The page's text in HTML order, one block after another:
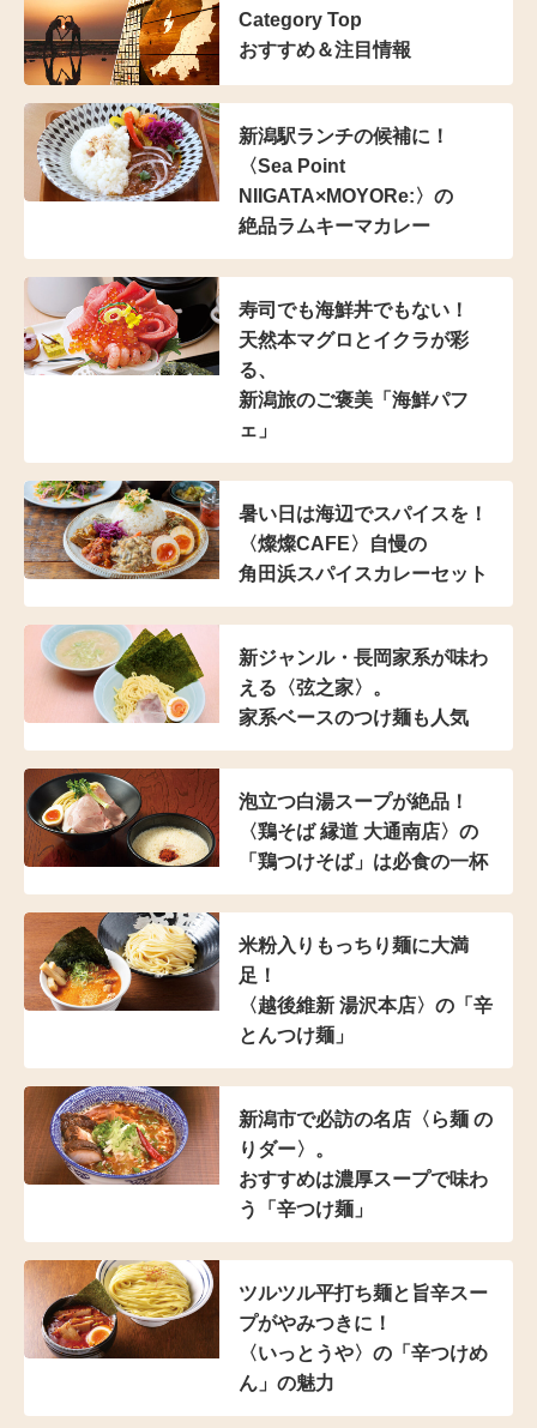
Category Top
おすすめ＆注目情報
新潟駅ランチの候補に！
〈Sea Point
NIIGATA×MOYORe:〉の
絶品ラムキーマカレー
寿司でも海鮮丼でもない！
天然本マグロとイクラが彩
る、
新潟旅のご褒美「海鮮パフ
ェ」
暑い日は海辺でスパイスを！
〈燦燦CAFE〉自慢の
角田浜スパイスカレーセット
新ジャンル・長岡家系が味わ
える〈弦之家〉。
家系ベースのつけ麺も人気
泡立つ白湯スープが絶品！
〈鶏そば 縁道 大通南店〉の
「鶏つけそば」は必食の一杯
米粉入り もっちり麺に大満
足！
〈越後維新 湯沢本店〉の 「辛
とんつけ麺」
新潟市で必訪の名店 〈ら麺 の
りダー〉。
おすすめは濃厚スープで味わ
う「辛つけ麺」
ツルツル平打ち麺と 旨辛スー
プがやみつきに！
〈いっとうや〉の 「辛つけめ
ん」の魅力